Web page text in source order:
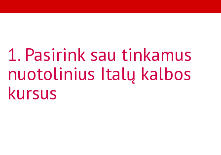
1. Pasirink sau tinkamus
nuotolinius Italų kalbos
kursus